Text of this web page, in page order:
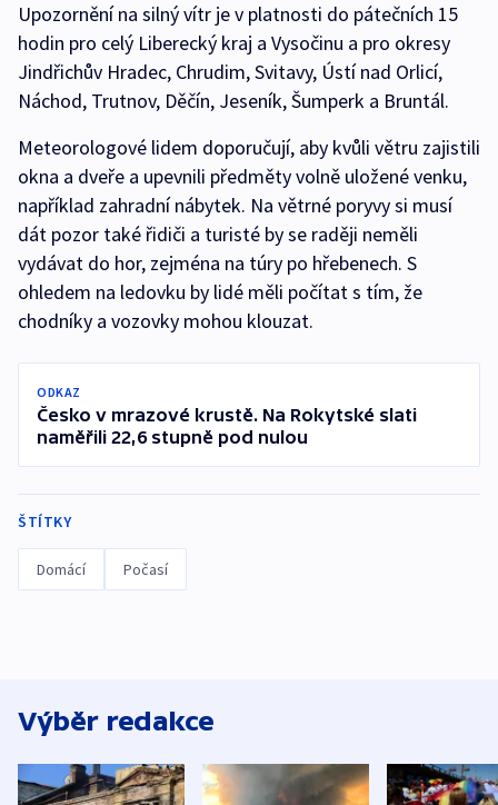
Upozornění na silný vítr je v platnosti do pátečních 15
hodin pro celý Liberecký kraj a Vysočinu a pro okresy
Jindřichův Hradec, Chrudim, Svitavy, Ústí nad Orlicí,
Náchod, Trutnov, Děčín, Jeseník, Šumperk a Bruntál.
Meteorologové lidem doporučují, aby kvůli větru zajistili
okna a dveře a upevnili předměty volně uložené venku,
například zahradní nábytek. Na větrné poryvy si musí
dát pozor také řidiči a turisté by se raději neměli
vydávat do hor, zejména na túry po hřebenech. S
ohledem na ledovku by lidé měli počítat s tím, že
chodníky a vozovky mohou klouzat.
ODKAZ
Česko v mrazové krustě. Na Rokytské slati
naměřili 22,6 stupně pod nulou
ŠTÍTKY
Domácí Počasí
Výběr redakce